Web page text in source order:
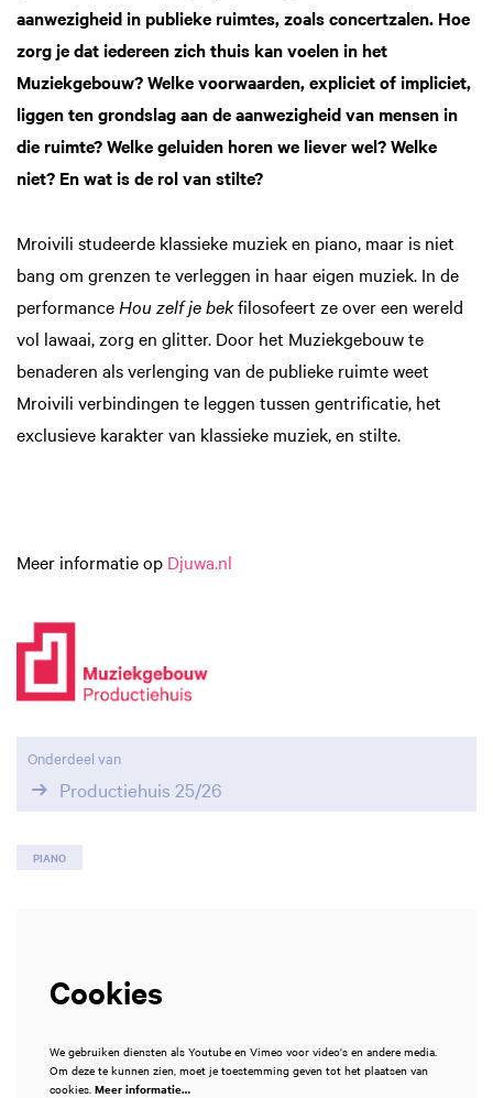
aanwezigheid in publieke ruimtes, zoals concertzalen. Hoe
zorg je dat iedereen zich thuis kan voelen in het
Muziekgebouw? Welke voorwaarden, expliciet of impliciet,
liggen ten grondslag aan de aanwezigheid van mensen in
die ruimte? Welke geluiden horen we liever wel? Welke
niet? En wat is de rol van stilte?
Mroivili studeerde klassieke muziek en piano, maar is niet
bang om grenzen te verleggen in haar eigen muziek. In de
performance Hou zelf je bekfilosofeert ze over een wereld
vol lawaai, zorg en glitter. Door het Muziekgebouw te
benaderen als verlenging van de publieke ruimte weet
Mroivili verbindingen te leggen tussen gentrificatie, het
exclusieve karakter van klassieke muziek, en stilte.
Meer informatie op Djuwa.nl
Onderdeel van
Productiehuis 25/26
PIANO
Cookies
We gebruiken diensten als Youtube en Vimeo voor video's en andere media.
Om deze te kunnen zien, moet je toestemming geven tot het plaatsen van
cookies. Meer informatie…